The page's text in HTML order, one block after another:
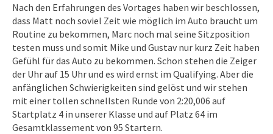
Nach den Erfahrungen des Vortages haben wir beschlossen,
dass Matt noch soviel Zeit wie möglich im Auto braucht um
Routine zu bekommen, Marc noch mal seine Sitzposition
testen muss und somit Mike und Gustav nur kurz Zeit haben
Gefühl für das Auto zu bekommen. Schon stehen die Zeiger
der Uhr auf 15 Uhr und es wird ernst im Qualifying. Aber die
anfänglichen Schwierigkeiten sind gelöst und wir stehen
mit einer tollen schnellsten Runde von 2:20,006 auf
Startplatz 4 in unserer Klasse und auf Platz 64 im
Gesamtklassement von 95 Startern.